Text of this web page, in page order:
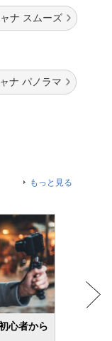
ナ スムーズ
ナ パノラマ
もっと見る
心者から